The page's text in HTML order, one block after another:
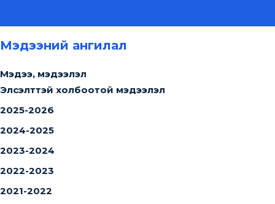
Мэдээний ангилал
Мэдээ, мэдээлэл
Элсэлттэй холбоотой мэдээлэл
2025-2026
2024-2025
2023-2024
2022-2023
2021-2022